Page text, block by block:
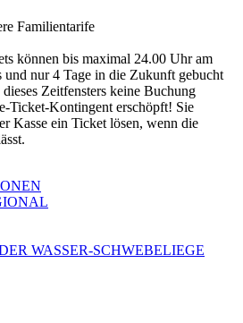
Familientarife
können bis maximal 24.00 Uhr am
und nur 4 Tage in die Zukunft gebucht
Zeitfensters keine Buchung
Ticket-Kontingent erschöpft! Sie
Kasse ein Ticket lösen, wenn die
WASSER-SCHWEBELIEGE